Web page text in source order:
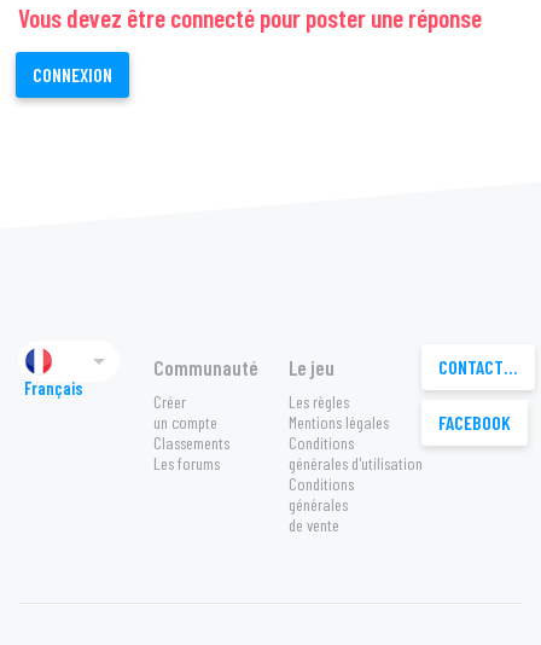
Vous devez être connecté pour poster une réponse
CONNEXION
Français
 Communauté
Créer
un compte
Classements
Les forums
Le jeu
Les règles
Mentions légales
Conditions
générales d'utilisation
Conditions
générales
de vente
CONTACTEZ-NOUS
FACEBOOK